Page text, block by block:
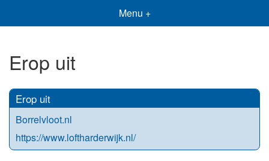
Menu +
Erop uit
Erop uit
Borrelvloot.nl
https://www.loftharderwijk.nl/